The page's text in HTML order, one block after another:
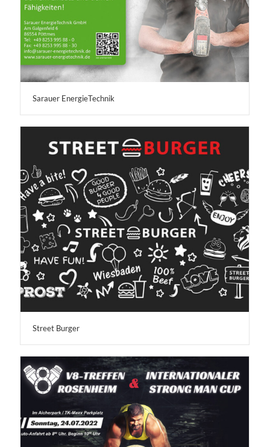
Sarauer EnergieTechnik
Street Burger